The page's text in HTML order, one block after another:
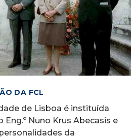
DA FCL
de Lisboa é instituída
Eng.º Nuno Krus Abecasis e
da